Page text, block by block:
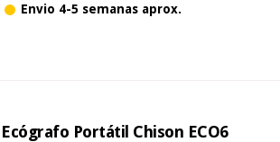
Envio 4-5 semanas aprox.
Ecógrafo Portátil Chison ECO6